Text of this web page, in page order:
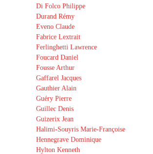
Di Folco Philippe
Durand Rémy
Eveno Claude
Fabrice Lextrait
Ferlinghetti Lawrence
Foucard Daniel
Fousse Arthur
Gaffarel Jacques
Gauthier Alain
Guéry Pierre
Guillec Denis
Guizerix Jean
Halimi-Souyris Marie-Françoise
Hennegrave Dominique
Hylton Kenneth